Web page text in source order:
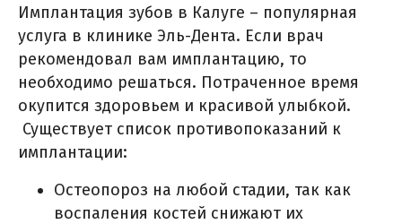
Имплантация зубов в Калуге – популярная
услуга в клинике Эль-Дента. Если врач
рекомендовал вам имплантацию, то
необходимо решаться. Потраченное время
окупится здоровьем и красивой улыбкой.
Существует список противопоказаний к
имплантации:
Остеопороз на любой стадии, так как
воспаления костей снижают их